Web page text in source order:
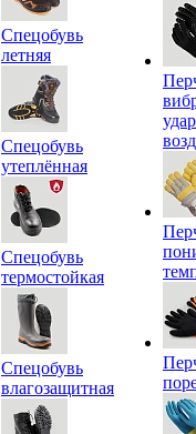
Спецобувь
летняя
Спецобувь
утеплённая
Спецобувь
термостойкая
Спецобувь
влагозащитная